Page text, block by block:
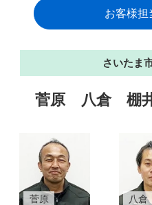
お客様担
さいたま
菅原 八倉 棚
菅原 八倉